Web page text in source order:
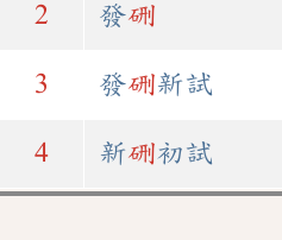
2 發硎
3 發硎新試
4 新硎初試